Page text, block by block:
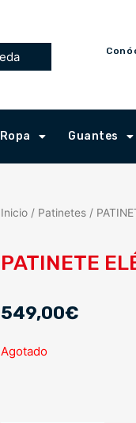
Ropa Guantes
Inicio/ Patinetes/
PATINETE
549,00€
Agotado